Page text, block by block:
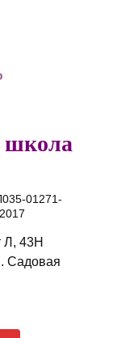
школа
01271-
Л, 43Н
Садовая